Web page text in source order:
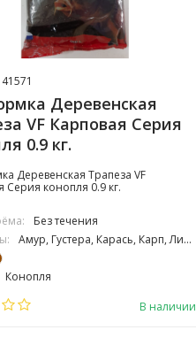
41571
Деревенская
VF Карповая Серия
0.9 кг.
Деревенская Трапеза VF
Серия конопля 0.9 кг.
Без течения
Амур, Густера, Карась, Карп, Линь, Плотва, Подлещик, Подуст, Язь
Конопля
Средняя
В наличии